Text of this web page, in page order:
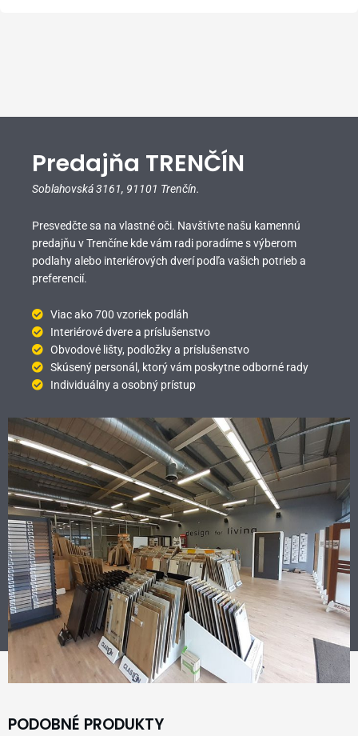
Predajňa TRENČÍN
Soblahovská 3161, 91101 Trenčín.
Presvedčte sa na vlastné oči. Navštívte našu kamennú
predajňu v Trenčíne kde vám radi poradíme s výberom
podlahy alebo interiérových dverí podľa vašich potrieb a
preferencií.
Viac ako 700 vzoriek podláh
Interiérové dvere a príslušenstvo
Obvodové lišty, podložky a príslušenstvo
Skúsený personál, ktorý vám poskytne odborné rady
Individuálny a osobný prístup
PODOBNÉ PRODUKTY